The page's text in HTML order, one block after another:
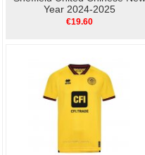
Year 2024-2025
€19.60